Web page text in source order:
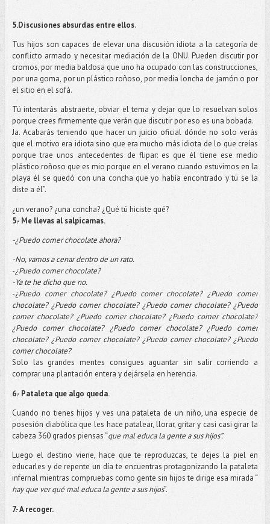
5.Discusiones absurdas entre ellos.
Tus hijos son capaces de elevar una discusión idiota a la categoría de
conflicto armado y necesitar mediación de la ONU. Pueden discutir por
cromos, por media baldosa que uno ha ocupado con las construcciones,
por una goma, por un plástico roñoso, por media loncha de jamón o por
el sitio en el sofá.
Tú intentarás abstraerte, obviar el tema y dejar que lo resuelvan solos
porque crees firmemente que verán que discutir por eso es una bobada.
Ja. Acabarás teniendo que hacer un juicio oficial dónde no solo verás
que el motivo era idiota sino que era mucho más idiota de lo que creías
porque trae unos antecedentes de flipar: es que él tiene ese medio
plástico roñoso que es mio porque en el verano cuando estuvimos en la
playa él se quedó con una concha que yo había encontrado y tú se la
diste a él”.
¿un verano? ¿una concha? ¿Qué tú hiciste qué?
5.- Me llevas al salpicamas.
-¿Puedo comer chocolate ahora?
-No, vamos a cenar dentro de un rato.
-¿Puedo comer chocolate?
-Ya te he dicho que no.
-¿Puedo comer chocolate? ¿Puedo comer chocolate? ¿Puedo comer
chocolate? ¿Puedo comer chocolate? ¿Puedo comer chocolate? ¿Puedo
comer chocolate? ¿Puedo comer chocolate? ¿Puedo comer chocolate?
¿Puedo comer chocolate? ¿Puedo comer chocolate? ¿Puedo comer
chocolate? ¿Puedo comer chocolate? ¿Puedo comer chocolate? ¿Puedo
comer chocolate?
Solo las grandes mentes consigues aguantar sin salir corriendo a
comprar una plantación entera y dejársela en herencia.
6.- Pataleta que algo queda.
Cuando no tienes hijos y ves una pataleta de un niño, una especie de
posesión diabólica que les hace patalear, llorar, gritar y casi casi girar la
cabeza 360 grados piensas “que mal educa la gente a sus hijos”.
Luego el destino viene, hace que te reproduzcas, te dejes la piel en
educarles y de repente un día te encuentras protagonizando la pataleta
infernal mientras compruebas como gente sin hijos te dirige esa mirada “
hay que ver qué mal educa la gente a sus hijos”.
7.- A recoger.